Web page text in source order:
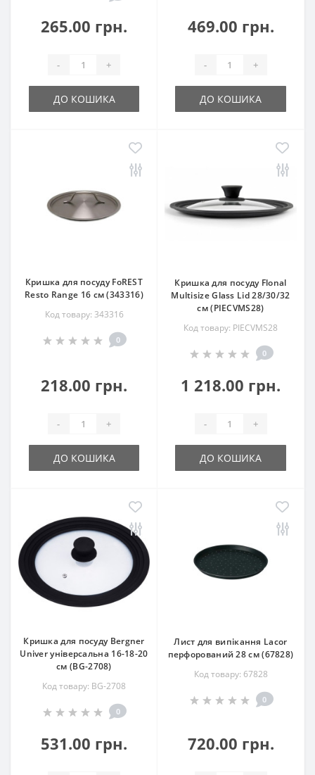
265.00 грн.
- +
ДО КОШИКА
469.00 грн.
- +
ДО КОШИКА
Кришка для посуду FoREST
Resto Range 16 см (343316)
Код товару: 343316
0
218.00 грн.
- +
ДО КОШИКА
Кришка для посуду Flonal
Multisize Glass Lid 28/30/32
см (PIECVMS28)
Код товару: PIECVMS28
0
1 218.00 грн.
- +
ДО КОШИКА
Кришка для посуду Bergner
Univer універсальна 16-18-20
см (BG-2708)
Код товару: BG-2708
0
531.00 грн.
Лист для випікання Lacor
перфорований 28 см (67828)
Код товару: 67828
0
720.00 грн.